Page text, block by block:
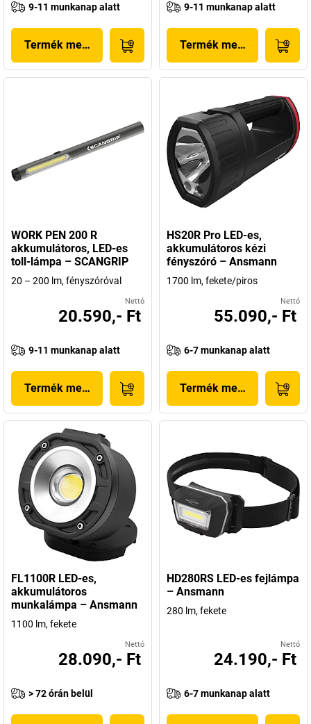
9-11 munkanap alatt
Termék megjelenítése
9-11 munkanap alatt
Termék megjelenítése
WORK PEN 200 R
akkumulátoros, LED-es
toll-lámpa – SCANGRIP
20 – 200 lm, fényszóróval
Nettó
20.590,- Ft
9-11 munkanap alatt
Termék megjelenítése
HS20R Pro LED-es,
akkumulátoros kézi
fényszóró – Ansmann
1700 lm, fekete/piros
Nettó
55.090,- Ft
6-7 munkanap alatt
Termék megjelenítése
FL1100R LED-es,
akkumulátoros
munkalámpa – Ansmann
1100 lm, fekete
Nettó
28.090,- Ft
> 72 órán belül
HD280RS LED-es fejlámpa
– Ansmann
280 lm, fekete
Nettó
24.190,- Ft
6-7 munkanap alatt